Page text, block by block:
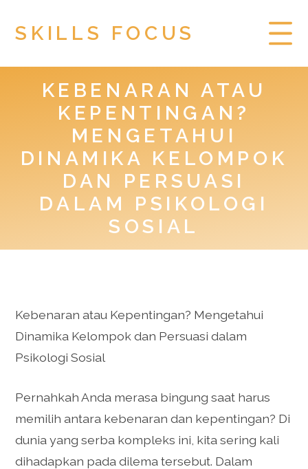
SKILLS FOCUS
HOME
PRIVACY POLICY
TOGEL HONGKONG
KEBENARAN ATAU
KEPENTINGAN?
MENGETAHUI
DINAMIKA KELOMPOK
DAN PERSUASI
DALAM PSIKOLOGI
SOSIAL
Kebenaran atau Kepentingan? Mengetahui
Dinamika Kelompok dan Persuasi dalam
Psikologi Sosial
Pernahkah Anda merasa bingung saat harus
memilih antara kebenaran dan kepentingan? Di
dunia yang serba kompleks ini, kita sering kali
dihadapkan pada dilema tersebut. Dalam